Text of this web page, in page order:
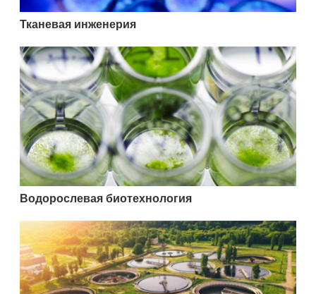
Тканевая инженерия
Водорослевая биотехнология